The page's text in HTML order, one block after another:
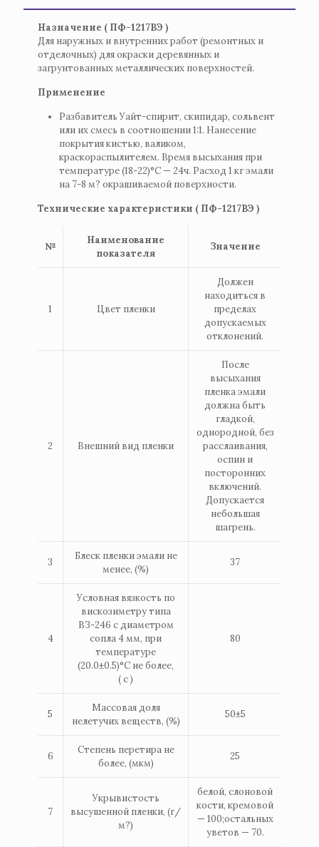
Назначение ( ПФ-1217ВЭ )
Для наружных и внутренних работ (ремонтных и
отделочных) для окраски деревянных и
загрунтованных металлических поверхностей.
Применение
Разбавитель Уайт-спирит, скипидар, сольвент
или их смесь в соотношении 1:1. Нанесение
покрытия кистью, валиком,
краскораспылителем. Время высыхания при
температуре (18-22)°С — 24ч. Расход 1 кг эмали
на 7-8 м? окрашиваемой поверхности.
Технические характеристики ( ПФ-1217ВЭ )
№
Наименование
показателя
Значение
1 Цвет пленки
Должен
находиться в
пределах
допускаемых
отклонений.
2 Внешний вид пленки
После
высыхания
пленка эмали
должна быть
гладкой,
однородной, без
расслаивания,
оспин и
посторонних
включений.
Допускается
небольшая
шагрень.
3
Блеск пленки эмали не
менее, (%)
37
4
Условная вязкость по
вискозиметру типа
ВЗ-246 с диаметром
сопла 4 мм, при
температуре
(20.0±0.5)°С не более,
( с )
80
5
Массовая доля
нелетучих веществ, (%)
50±5
6
Степень перетира не
более, (мкм)
25
7
Укрывистость
высушенной пленки, (г/
м?)
белой, слоновой
кости, кремовой
— 100;остальных
уветов — 70.